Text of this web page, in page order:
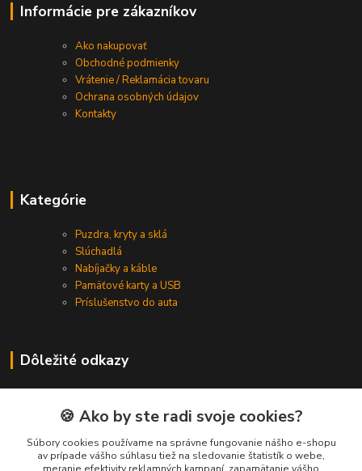
Informácie pre zákazníkov
Ako nakupovať
Obchodné podmienky
Vrátenie / Reklamácia tovaru
Ochrana osobných údajov
Kontakty
Kategórie
Puzdra, kryty a sklá
Slúchadlá
Nabíjačky a káble
Pamäťové karty a USB
Príslušenstvo do auta
Dôležité odkazy
Nepodarilo sa Vám nájsť to, čo si hľadali?
🍪 Ako by ste radi svoje cookies?
Súbory cookies používame na správne fungovanie nášho e-shopu
av prípade vášho súhlasu tiež na sledovanie štatistík o webe,